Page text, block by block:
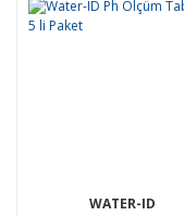
WATER-ID